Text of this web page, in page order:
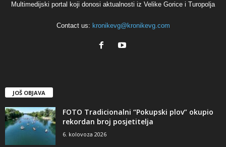
Multimedijski portal koji donosi aktualnosti iz Velike Gorice i Turopolja
Contact us: kronikevg@kronikevg.com
JOŠ OBJAVA
FOTO Tradicionalni “Pokupski plov” okupio
rekordan broj posjetitelja
6. kolovoza 2026